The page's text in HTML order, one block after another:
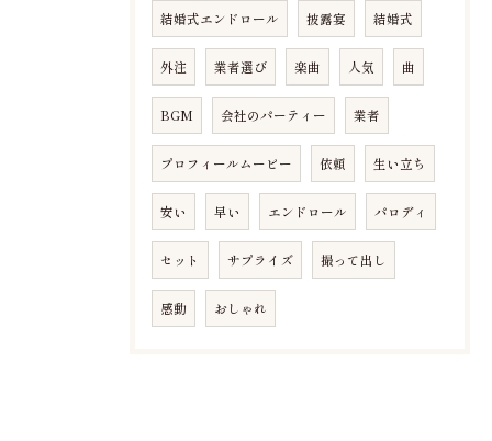
結婚式エンドロール 披露宴 結婚式
外注 業者選び 楽曲 人気 曲
BGM 会社のパーティー 業者
プロフィールムービー 依頼 生い立ち
安い 早い エンドロール パロディ
セット サプライズ 撮って出し
感動 おしゃれ